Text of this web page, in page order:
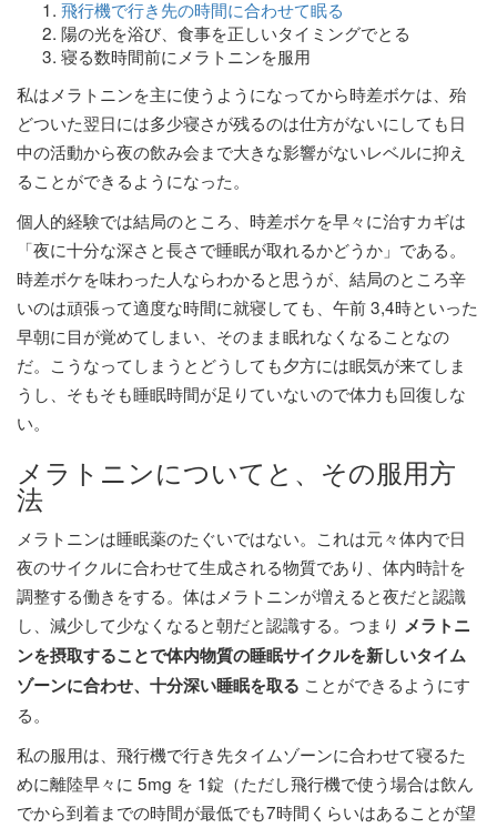
飛行機で行き先の時間に合わせて眠る
陽の光を浴び、食事を正しいタイミングでとる
寝る数時間前にメラトニンを服用
私はメラトニンを主に使うようになってから時差ボケは、殆
どついた翌日には多少寝さが残るのは仕方がないにしても日
中の活動から夜の飲み会まで大きな影響がないレベルに抑え
ることができるようになった。
個人的経験では結局のところ、時差ボケを早々に治すカギは
「夜に十分な深さと長さで睡眠が取れるかどうか」である。
時差ボケを味わった人ならわかると思うが、結局のところ辛
いのは頑張って適度な時間に就寝しても、午前 3,4時といった
早朝に目が覚めてしまい、そのまま眠れなくなることなの
だ。こうなってしまうとどうしても夕方には眠気が来てしま
うし、そもそも睡眠時間が足りていないので体力も回復しな
い。
メラトニンについてと、その服用方
法
メラトニンは睡眠薬のたぐいではない。これは元々体内で日
夜のサイクルに合わせて生成される物質であり、体内時計を
調整する働きをする。体はメラトニンが増えると夜だと認識
し、減少して少なくなると朝だと認識する。つまり メラトニ
ンを摂取することで体内物質の睡眠サイクルを新しいタイム
ゾーンに合わせ、十分深い睡眠を取る ことができるようにす
る。
私の服用は、飛行機で行き先タイムゾーンに合わせて寝るた
めに離陸早々に 5mg を 1錠（ただし飛行機で使う場合は飲ん
でから到着までの時間が最低でも7時間くらいはあることが望